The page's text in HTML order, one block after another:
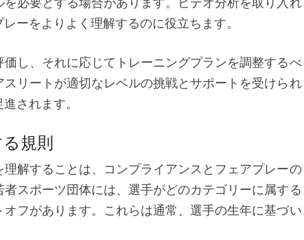
ーをよりよく理解するのに役立ちます。
し、それに応じてトレーニングプランを調整するべ
リートが適切なレベルの挑戦とサポートを受けられ
されます。
規則
解することは、コンプライアンスとフェアプレーの
スポーツ団体には、選手がどのカテゴリーに属する
フがあります。これらは通常、選手の生年に基づい